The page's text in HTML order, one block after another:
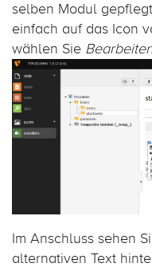
selben Modul
einfach auf das Icon
wählen Sie
Im Anschluss sehen
alternativen Text